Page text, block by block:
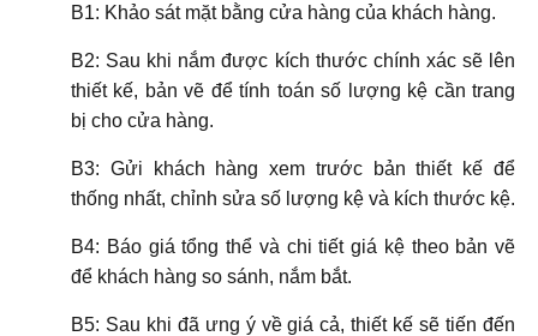
B1: Khảo sát mặt bằng cửa hàng của khách hàng.
B2: Sau khi nắm được kích thước chính xác sẽ lên
thiết kế, bản vẽ để tính toán số lượng kệ cần trang
bị cho cửa hàng.
B3: Gửi khách hàng xem trước bản thiết kế để
thống nhất, chỉnh sửa số lượng kệ và kích thước kệ.
B4: Báo giá tổng thể và chi tiết giá kệ theo bản vẽ
để khách hàng so sánh, nắm bắt.
B5: Sau khi đã ưng ý về giá cả, thiết kế sẽ tiến đến